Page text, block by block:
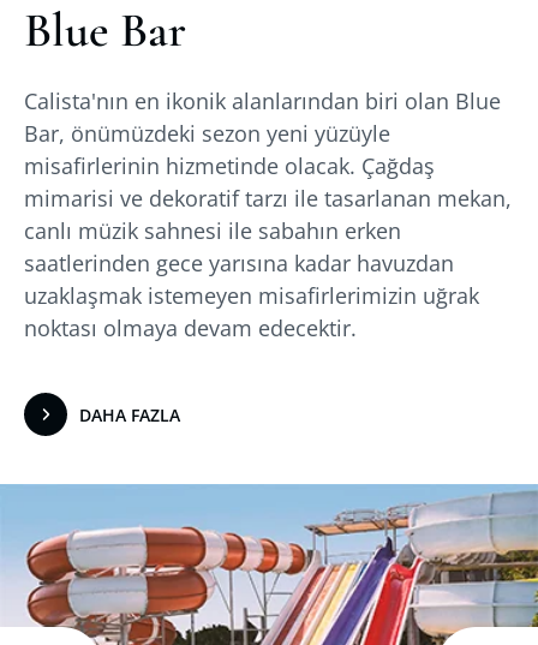
Blue Bar
Calista'nın en ikonik alanlarından biri olan Blue
Bar, önümüzdeki sezon yeni yüzüyle
misafirlerinin hizmetinde olacak. Çağdaş
mimarisi ve dekoratif tarzı ile tasarlanan mekan,
canlı müzik sahnesi ile sabahın erken
saatlerinden gece yarısına kadar havuzdan
uzaklaşmak istemeyen misafirlerimizin uğrak
noktası olmaya devam edecektir.
DAHA FAZLA